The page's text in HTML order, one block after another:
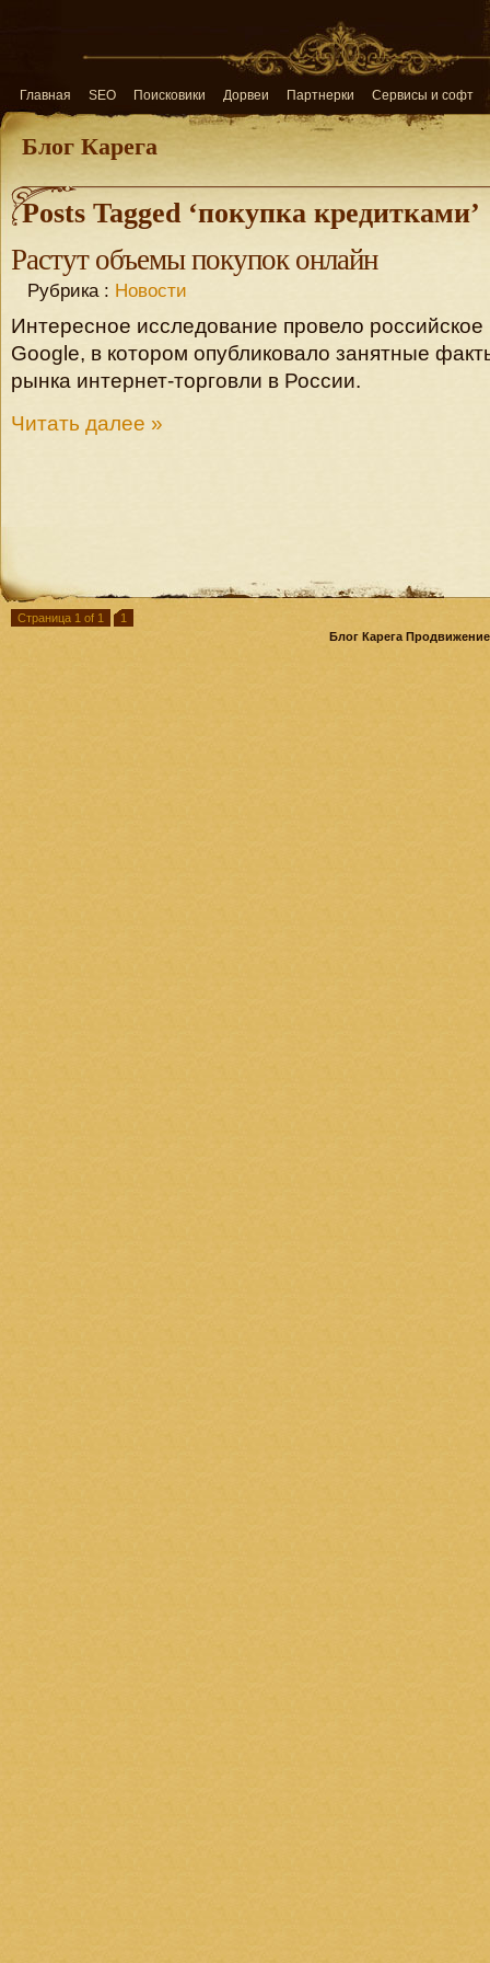
Главная SEO Поисковики Дорвеи Партнерки Сервисы и софт
Блог Карега
Posts Tagged ‘покупка кредитками’
Растут объемы покупок онлайн
Рубрика : Новости
Интересное исследование провело
Google, в котором опубликовало занятные
рынка интернет-торговли в России.
Читать далее »
Страница 1 of 1
1
Блог Карега